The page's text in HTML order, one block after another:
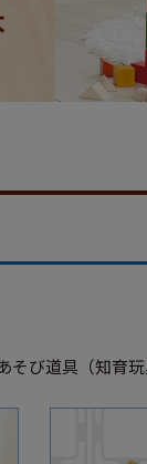
び道具（知育